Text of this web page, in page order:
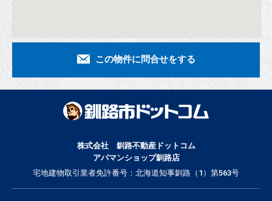
この物件に問合せをする
株式会社 釧路不動産ドットコム
アパマンショップ釧路店
宅地建物取引業者免許番号：北海道知事釧路（1）第563号